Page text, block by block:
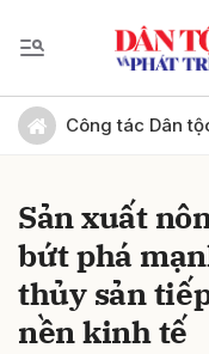
Công tác Dân
Sản xuất
bứt phá
thủy sản
nền kinh tế
Gửi bình luận